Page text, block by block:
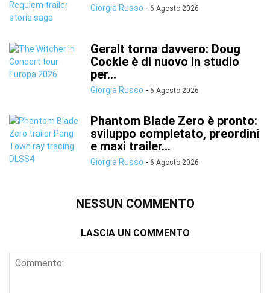
Giorgia Russo - 6 Agosto 2026
Geralt torna davvero: Doug
Cockle è di nuovo in studio
per...
Giorgia Russo - 6 Agosto 2026
Phantom Blade Zero è pronto:
sviluppo completato, preordini
e maxi trailer...
Giorgia Russo - 6 Agosto 2026
NESSUN COMMENTO
LASCIA UN COMMENTO